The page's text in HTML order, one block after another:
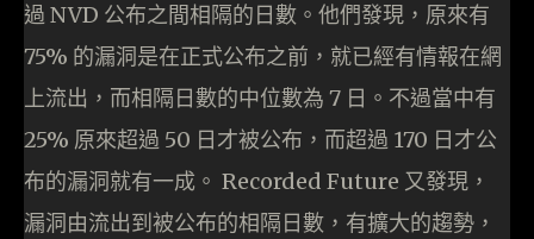
過 NVD 公布之間相隔的日數。他們發現，原來有
75% 的漏洞是在正式公布之前，就已經有情報在網
上流出，而相隔日數的中位數為 7 日。不過當中有
25% 原來超過 50 日才被公布，而超過 170 日才公
布的漏洞就有一成。 Recorded Future 又發現，
漏洞由流出到被公布的相隔日數，有擴大的趨勢，